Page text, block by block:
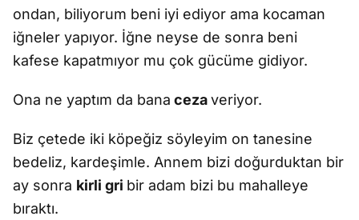
ondan, biliyorum beni iyi ediyor ama kocaman
iğneler yapıyor. İğne neyse de sonra beni
kafese kapatmıyor mu çok gücüme gidiyor.
Ona ne yaptım da bana cezaveriyor.
Biz çetede iki köpeğiz söyleyim on tanesine
bedeliz, kardeşimle. Annem bizi doğurduktan bir
ay sonra kirli gri bir adam bizi bu mahalleye
bıraktı.